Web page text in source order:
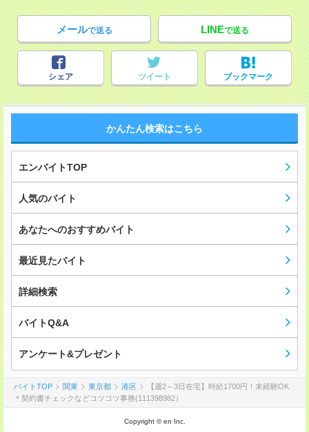
メールで送る LINEで送る
シェア ツイート ブックマーク
かんたん検索はこちら
エンバイトTOP
人気のバイト
あなたへのおすすめバイト
最近見たバイト
詳細検索
バイトQ&A
アンケート&プレゼント
バイトTOP 関東 東京都 港区
【週2～3日在宅】時給1700円！未経験OK
＊契約書チェックなどコツコツ事務(111398982）
Copyright © en Inc.